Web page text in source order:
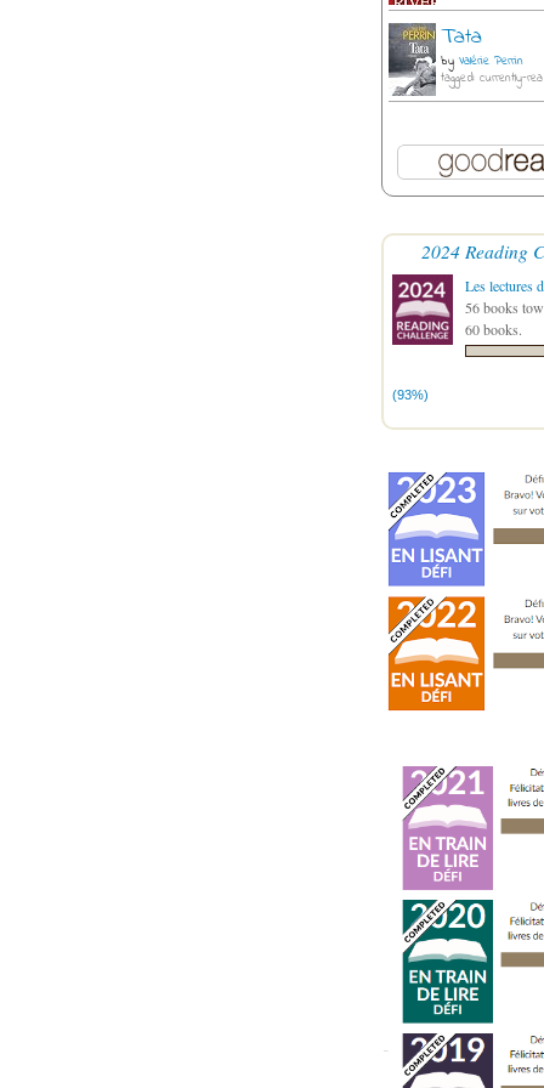
Tata
by Valérie Perrin
tagged: currently-
2024 Reading
Les lectures
56 books
60 books.
(93%)